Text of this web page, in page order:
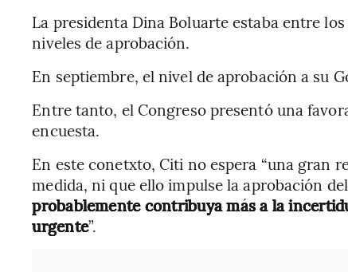
La presidenta Dina Boluarte estaba entre
niveles de aprobación.
En septiembre, el nivel de aprobación a su
Entre tanto, el Congreso presentó una
encuesta.
En este conetxto, Citi no espera “una gran
medida, ni que ello impulse la aprobación
probablemente contribuya más a la
urgente”.